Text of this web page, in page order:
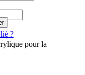
?
pour la